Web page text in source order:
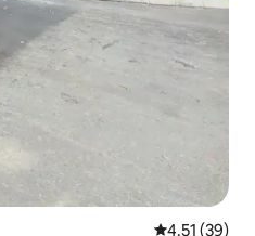
レビュー39
4.51 (39)